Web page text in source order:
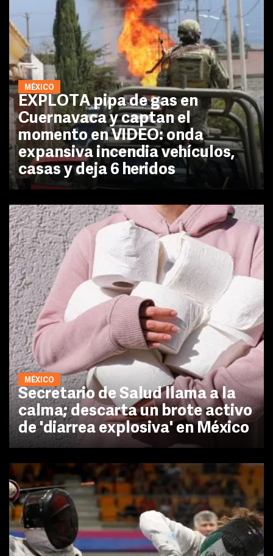
MÉXICO
EXPLOTA pipa de gas en
Cuernavaca y captan el
momento en VIDEO: onda
expansiva incendia vehículos,
casas y deja 6 heridos
MÉXICO
Secretario de Salud llama a la
calma; descarta un brote activo
de 'diarrea explosiva' en México